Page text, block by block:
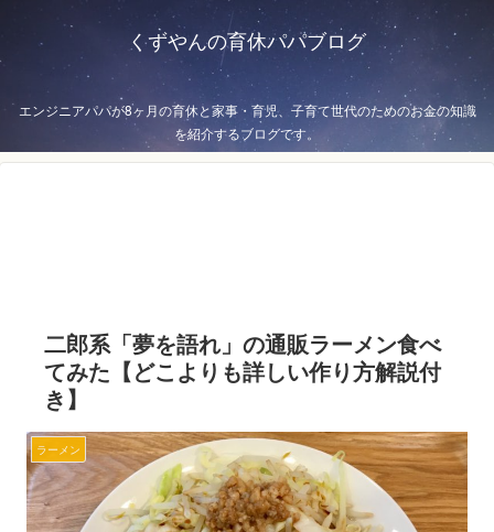
くずやんの育休パパブログ
エンジニアパパが8ヶ月の育休と家事・育児、子育て世代のためのお金の知識
を紹介するブログです。
二郎系「夢を語れ」の通販ラーメン食べ
てみた【どこよりも詳しい作り方解説付
き】
ラーメン